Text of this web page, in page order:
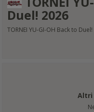
Duel! 2026
TORNEI YU-GI-OH Back to
Altri